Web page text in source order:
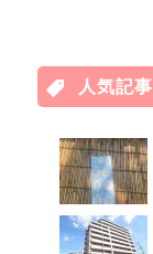
人気記事